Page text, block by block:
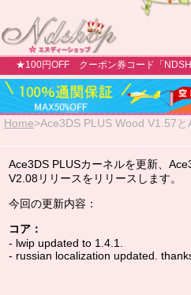
★100円OFF クーポン券コード「
Home>Ace3DS PLUS Wood V1.57と
Ace3DS PLUSカーネルを更新、
V2.08リリースをリリースします。
今回の更新内容：
コア：
- lwip updated to 1.4.1.
- russian localization updated.